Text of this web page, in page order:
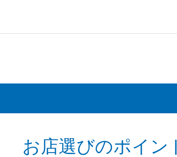
お店選びのポイン